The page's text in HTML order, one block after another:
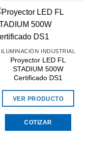
ILUMINACIÓN INDUSTRIAL
Proyector LED FL
STADIUM 500W
Certificado DS1
VER PRODUCTO
COTIZAR